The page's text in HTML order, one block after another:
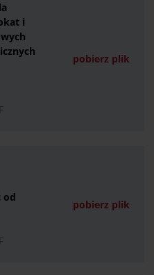
i
pobierz plik
od
pobierz plik